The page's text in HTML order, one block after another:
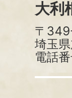
大利
〒
埼玉
電話